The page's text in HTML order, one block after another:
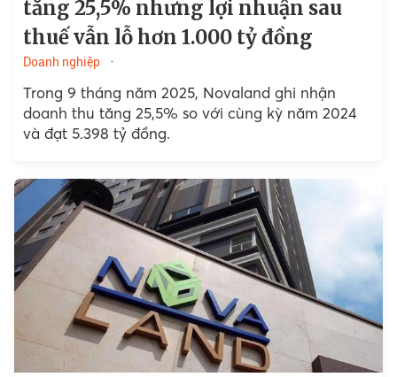
tăng 25,5% nhưng lợi nhuận sau
thuế vẫn lỗ hơn 1.000 tỷ đồng
Doanh nghiệp
Trong 9 tháng năm 2025, Novaland ghi nhận
doanh thu tăng 25,5% so với cùng kỳ năm 2024
và đạt 5.398 tỷ đồng.